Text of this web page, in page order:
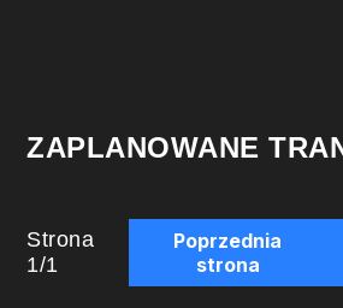
ZAPLANOWANE
Strona
1/1
Poprzednia
strona